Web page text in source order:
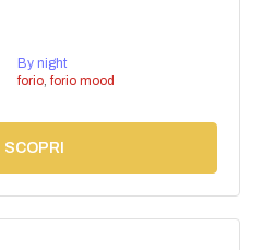
By night
forio, forio mood
SCOPRI